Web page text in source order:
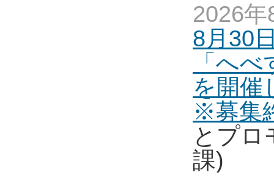
2026
8月30
「へ
を開
※募集
とプロ
課)